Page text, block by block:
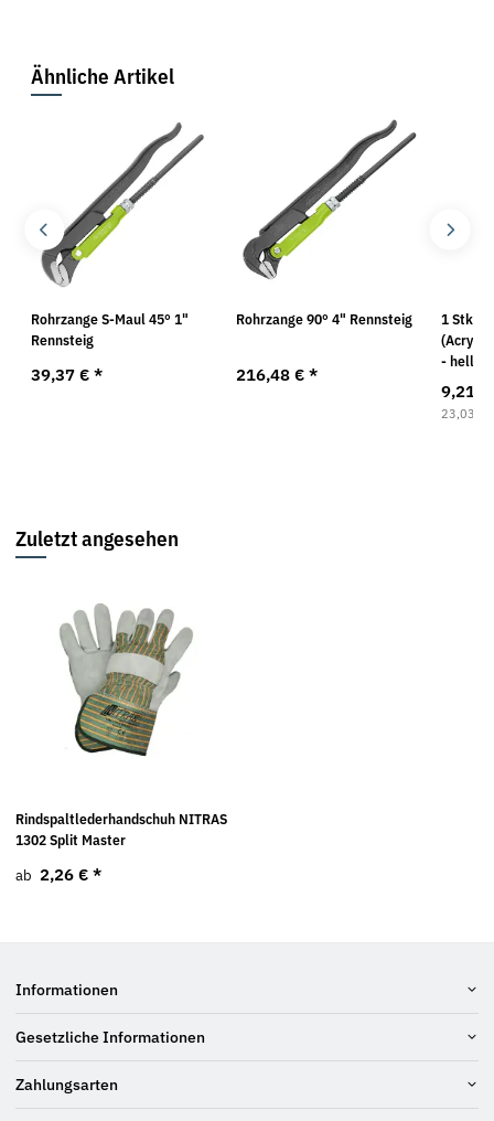
Ähnliche Artikel
Rohrzange S-Maul 45° 1"
Rennsteig
39,37 € *
Rohrzange 90° 4" Rennsteig
216,48 € *
1 Stk.
-
9,21 €
23,03 €
Zuletzt angesehen
Rindspaltlederhandschuh NITRAS
1302 Split Master
ab 2,26 € *
Informationen
Gesetzliche Informationen
Zahlungsarten